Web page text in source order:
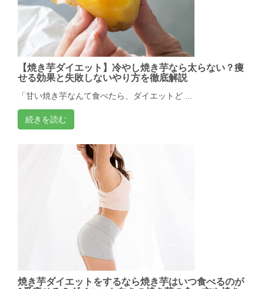
【焼き芋ダイエット】冷やし焼き芋なら太らない？痩
せる効果と失敗しないやり方を徹底解説
「甘い焼き芋なんて食べたら、ダイエットど ...
続きを読む
焼き芋ダイエットをするなら焼き芋はいつ食べるのが